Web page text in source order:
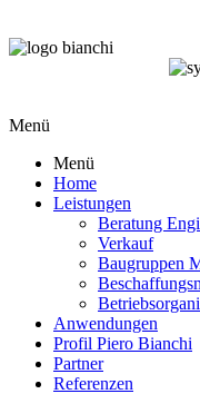
Menü
Menü
Home
Leistungen
Beratung
Verkauf
Baugruppen
Anwendungen
Profil Piero Bianchi
Partner
Referenzen